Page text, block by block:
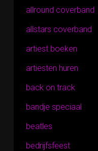
allround coverband
allstars coverband
artiest boeken
artiesten huren
back on track
bandje speciaal
beatles
bedrijfsfeest